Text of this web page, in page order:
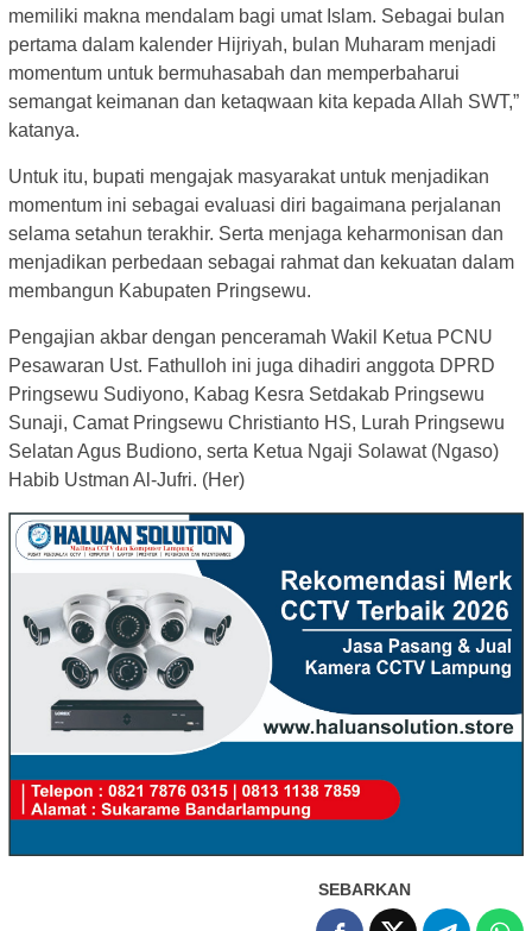
memiliki makna mendalam bagi umat Islam. Sebagai bulan
pertama dalam kalender Hijriyah, bulan Muharam menjadi
momentum untuk bermuhasabah dan memperbaharui
semangat keimanan dan ketaqwaan kita kepada Allah SWT,”
katanya.
Untuk itu, bupati mengajak masyarakat untuk menjadikan
momentum ini sebagai evaluasi diri bagaimana perjalanan
selama setahun terakhir. Serta menjaga keharmonisan dan
menjadikan perbedaan sebagai rahmat dan kekuatan dalam
membangun Kabupaten Pringsewu.
Pengajian akbar dengan penceramah Wakil Ketua PCNU
Pesawaran Ust. Fathulloh ini juga dihadiri anggota DPRD
Pringsewu Sudiyono, Kabag Kesra Setdakab Pringsewu
Sunaji, Camat Pringsewu Christianto HS, Lurah Pringsewu
Selatan Agus Budiono, serta Ketua Ngaji Solawat (Ngaso)
Habib Ustman Al-Jufri. (Her)
SEBARKAN